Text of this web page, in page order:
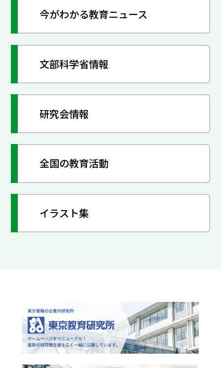
今がわかる教育ニュース
文部科学省情報
研究会情報
全国の教育活動
イラスト集